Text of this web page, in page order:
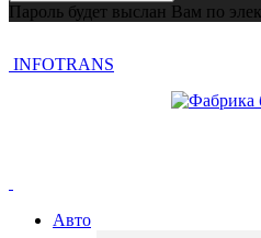
Пароль будет выслан Вам по
INFOTRANS
Авто